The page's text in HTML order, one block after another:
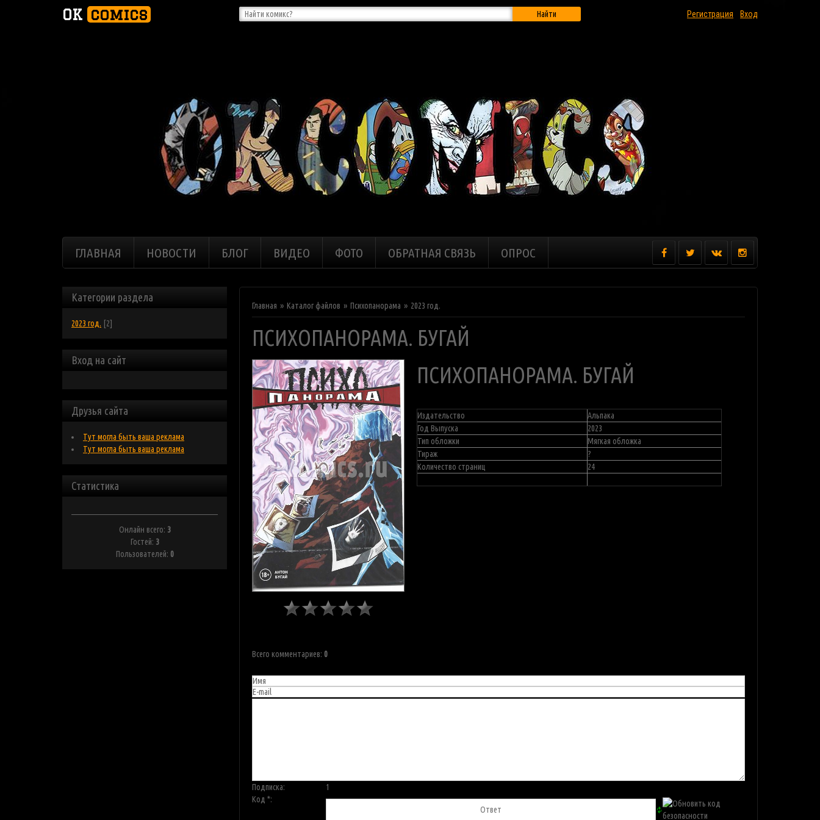
OK comics Найти Регистрация Вход
ГЛАВНАЯ НОВОСТИ БЛОГ ВИДЕО ФОТО ОБРАТНАЯ СВЯЗЬ ОПРОС
Категории раздела
2023 год. [2]
Вход на сайт
Друзья сайта
Тут могла быть ваша реклама
Тут могла быть ваша реклама
Статистика
Онлайн всего: 3
Гостей: 3
Пользователей: 0
Главная Каталог файлов Психопанорама 2023 год.
ПСИХОПАНОРАМА. БУГАЙ
ПСИХОПАНОРАМА. БУГАЙ
Издательство
Альпака
Год Выпуска
2023
Тип обложки
Мягкая обложка
Тираж
?
Количество страниц
24
Всего комментариев: 0
Подписка:
1
Код *: